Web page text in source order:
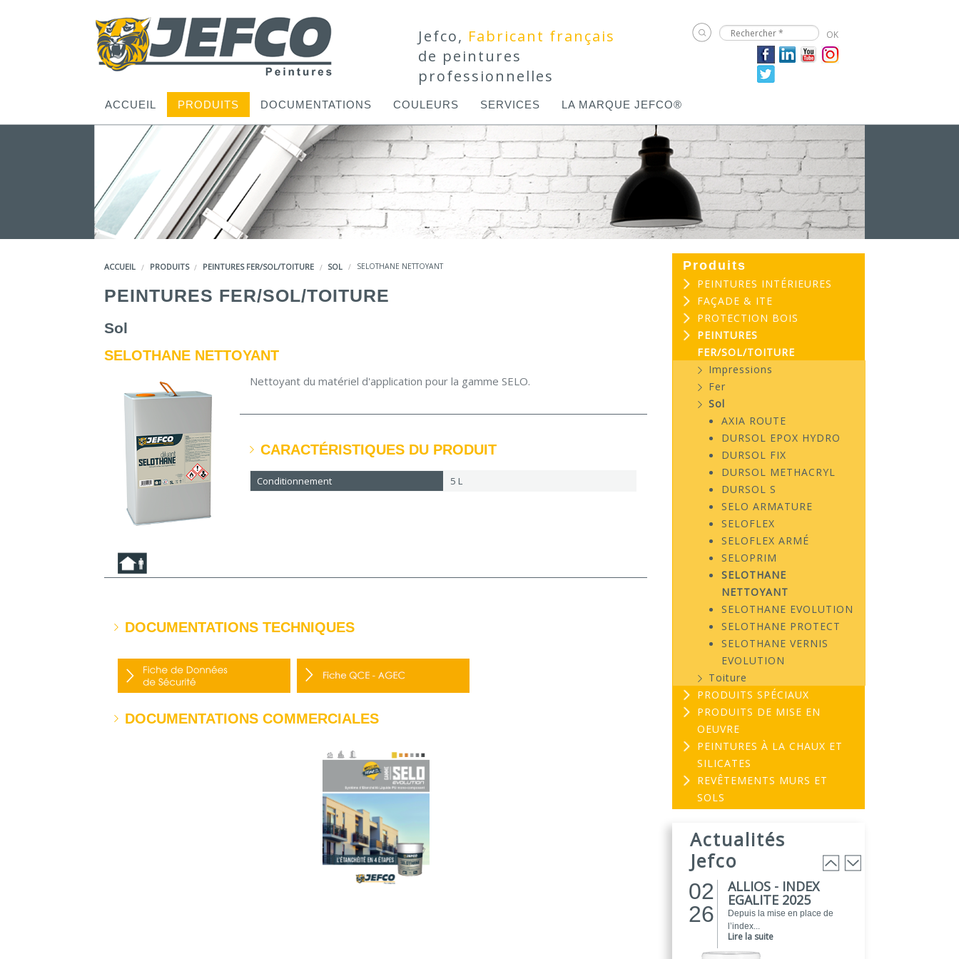
Jefco, Fabricant français
de peintures
professionnelles
ACCUEIL PRODUITS DOCUMENTATIONS COULEURS SERVICES LA MARQUE JEFCO®
ACCUEIL PRODUITS PEINTURES FER/SOL/TOITURE SOL SELOTHANE NETTOYANT
PEINTURES FER/SOL/TOITURE
Sol
SELOTHANE NETTOYANT
Nettoyant du matériel d'application pour la gamme SELO.
CARACTÉRISTIQUES DU PRODUIT
Conditionnement 5 L
DOCUMENTATIONS TECHNIQUES
DOCUMENTATIONS COMMERCIALES
Produits
PEINTURES INTÉRIEURES
FAÇADE & ITE
PROTECTION BOIS
PEINTURES
FER/SOL/TOITURE
Impressions
Fer
Sol
AXIA ROUTE
DURSOL EPOX HYDRO
DURSOL FIX
DURSOL METHACRYL
DURSOL S
SELO ARMATURE
SELOFLEX
SELOFLEX ARMÉ
SELOPRIM
SELOTHANE
NETTOYANT
SELOTHANE EVOLUTION
SELOTHANE PROTECT
SELOTHANE VERNIS
EVOLUTION
Toiture
PRODUITS SPÉCIAUX
PRODUITS DE MISE EN
OEUVRE
PEINTURES À LA CHAUX ET
SILICATES
REVÊTEMENTS MURS ET
SOLS
Actualités
Jefco
03
Peinture
EVOGREEN est une gamme de
Lire la suite
02
26
ALLIOS - INDEX
EGALITE 2025
Depuis la mise en place de
l’index...
Lire la suite